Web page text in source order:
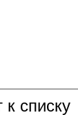
к списку